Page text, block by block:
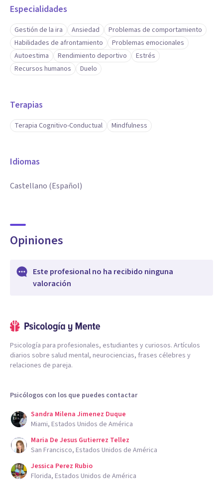
Especialidades
Gestión de la ira Ansiedad
Problemas de comportamiento
Habilidades de afrontamiento
Problemas emocionales
Autoestima
Rendimiento deportivo
Estrés
Recursos humanos
Duelo
Terapias
Terapia Cognitivo-Conductual Mindfulness
Idiomas
Castellano (Español)
Opiniones
Este profesional no ha recibido ninguna
valoración
Psicología para profesionales, estudiantes y curiosos. Artículos
diarios sobre salud mental, neurociencias, frases célebres y
relaciones de pareja.
Psicólogos con los que puedes contactar
Sandra Milena Jimenez Duque
Miami, Estados Unidos de América
Maria De Jesus Gutierrez Tellez
San Francisco, Estados Unidos de América
Jessica Perez Rubio
Florida, Estados Unidos de América